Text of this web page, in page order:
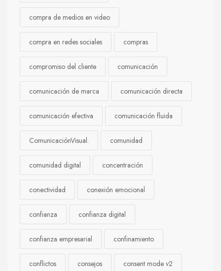
compra de medios en video
compra en redes sociales compras
compromiso del cliente comunicación
comunicación de marca comunicación directa
comunicación efectiva comunicación fluida
ComunicaciónVisual. comunidad
comunidad digital concentración
conectividad conexión emocional
confianza confianza digital
confianza empresarial confinamiento
conflictos consejos consent mode v2